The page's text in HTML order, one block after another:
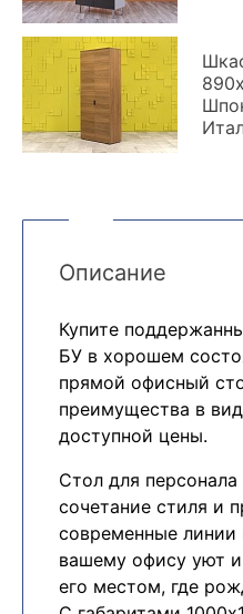
Описание
Купите
БУ в хорошем
прямой офисный
преимущества в
доступной цены.
Cтол для
сочетание стиля и
современные линии
вашему офису уют и
его местом, где